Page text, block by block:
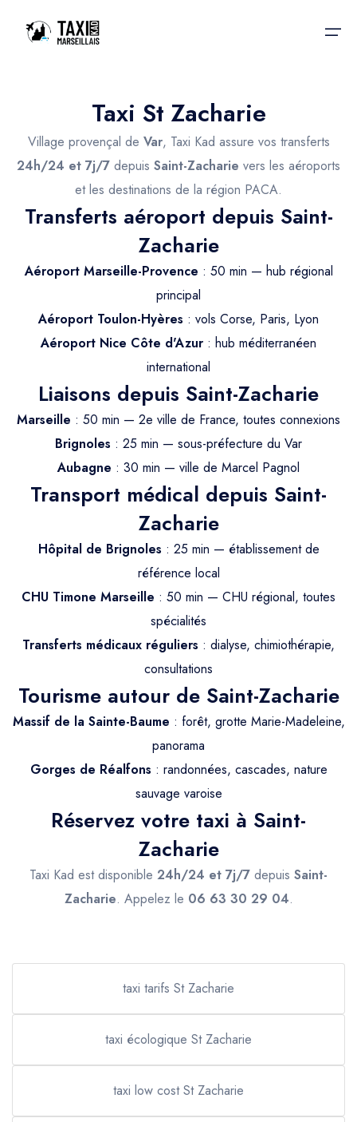
Nos services
Nos services
Taxis Aéroport
Trajet Port croisière
Trajet Santé
Trajet Longue Distance
Taxis aéroport
Actualités & évènements
Contactez-nous
Taxi St Zacharie
Village provençal de Var, Taxi Kad assure vos transferts
24h/24 et 7j/7 depuis Saint-Zacharie vers les aéroports
et les destinations de la région PACA.
Transferts aéroport depuis Saint-
Zacharie
Aéroport Marseille-Provence : 50 min — hub régional
principal
Aéroport Toulon-Hyères : vols Corse, Paris, Lyon
Aéroport Nice Côte d'Azur : hub méditerranéen
international
Liaisons depuis Saint-Zacharie
Marseille : 50 min — 2e ville de France, toutes connexions
Brignoles : 25 min — sous-préfecture du Var
Aubagne : 30 min — ville de Marcel Pagnol
Transport médical depuis Saint-
Zacharie
Hôpital de Brignoles : 25 min — établissement de
référence local
CHU Timone Marseille : 50 min — CHU régional, toutes
spécialités
Transferts médicaux réguliers : dialyse, chimiothérapie,
consultations
Tourisme autour de Saint-Zacharie
Massif de la Sainte-Baume : forêt, grotte Marie-Madeleine,
panorama
Gorges de Réalfons : randonnées, cascades, nature
sauvage varoise
Réservez votre taxi à Saint-
Zacharie
Taxi Kad est disponible 24h/24 et 7j/7 depuis Saint-
Zacharie. Appelez le 06 63 30 29 04.
taxi tarifs St Zacharie
taxi écologique St Zacharie
taxi low cost St Zacharie